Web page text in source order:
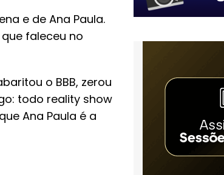
e de Ana Paula.
faleceu no
o BBB, zerou
todo reality show
Ana Paula é a